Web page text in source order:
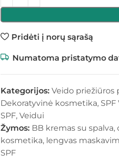
Pridėti į norų sąrašą
Numatoma pristatymo
Kategorijos: Veido priežiūros
Dekoratyvinė kosmetika, SPF
SPF, Veidui
Žymos: BB kremas su spalva,
kosmetika, lengvas
SPF